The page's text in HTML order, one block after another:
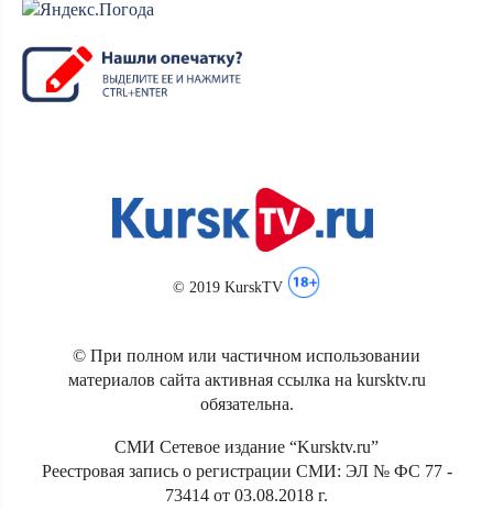
© 2019 KurskTV
© При полном или частичном использовании
материалов сайта активная ссылка на kursktv.ru
обязательна.
СМИ Сетевое издание “Kursktv.ru”
Реестровая запись о регистрации СМИ: ЭЛ № ФС 77 -
73414 от 03.08.2018 г.